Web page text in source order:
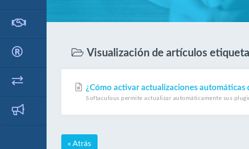
Visualización de artículos
¿Cómo activar actualizaciones automáticas
Softaculous permite actualizar automáticamente sus
« Atrás